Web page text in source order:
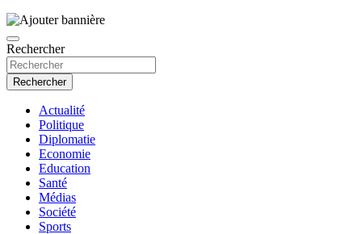
Rechercher
Rechercher
Actualité
Politique
Diplomatie
Economie
Education
Santé
Médias
Société
Sports